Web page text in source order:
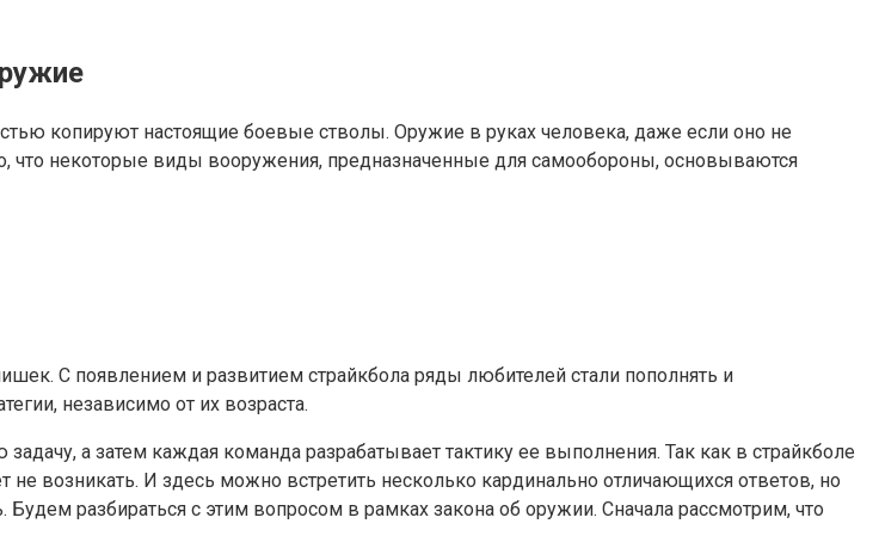
копируют настоящие боевые стволы. Оружие в руках человека, даже если оно не
что некоторые виды вооружения, предназначенные для самообороны, основываются
С появлением и развитием страйкбола ряды любителей стали пополнять и
независимо от их возраста.
а затем каждая команда разрабатывает тактику ее выполнения. Так как в страйкболе
возникать. И здесь можно встретить несколько кардинально отличающихся ответов, но
разбираться с этим вопросом в рамках закона об оружии. Сначала рассмотрим, что